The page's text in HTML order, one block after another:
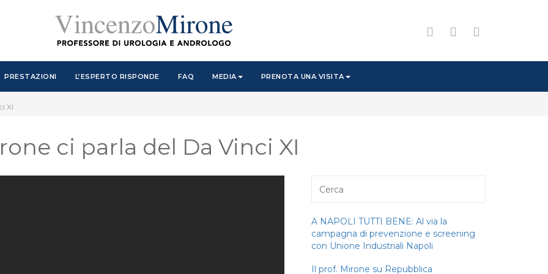
PRESTAZIONI L’ESPERTO RISPONDE FAQ MEDIA PRENOTA UNA VISITA
XI
ci parla del Da Vinci XI
A NAPOLI TUTTI BENE: Al via la
campagna di prevenzione e screening
con Unione Industriali Napoli
Il prof. Mirone su Repubblica